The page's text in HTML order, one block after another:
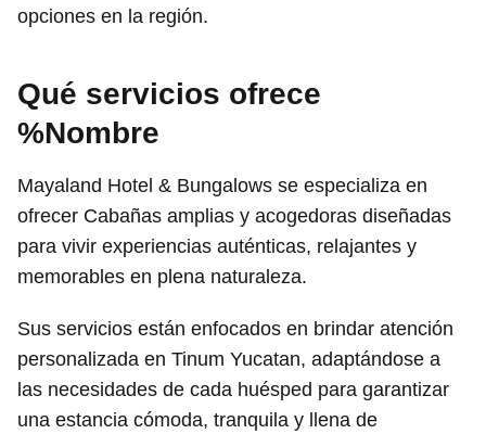
opciones en la región.
Qué servicios ofrece
%Nombre
Mayaland Hotel & Bungalows se especializa en
ofrecer Cabañas amplias y acogedoras diseñadas
para vivir experiencias auténticas, relajantes y
memorables en plena naturaleza.
Sus servicios están enfocados en brindar atención
personalizada en Tinum Yucatan, adaptándose a
las necesidades de cada huésped para garantizar
una estancia cómoda, tranquila y llena de